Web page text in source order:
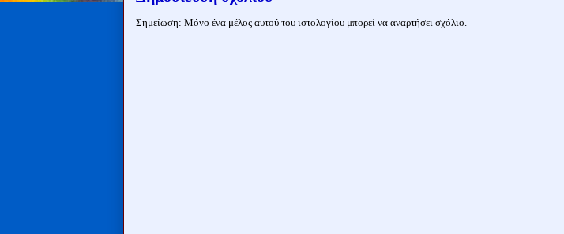
Σημείωση: Μόνο ένα μέλος αυτού του ιστολογίου μπορεί να αναρτήσει σχόλιο.